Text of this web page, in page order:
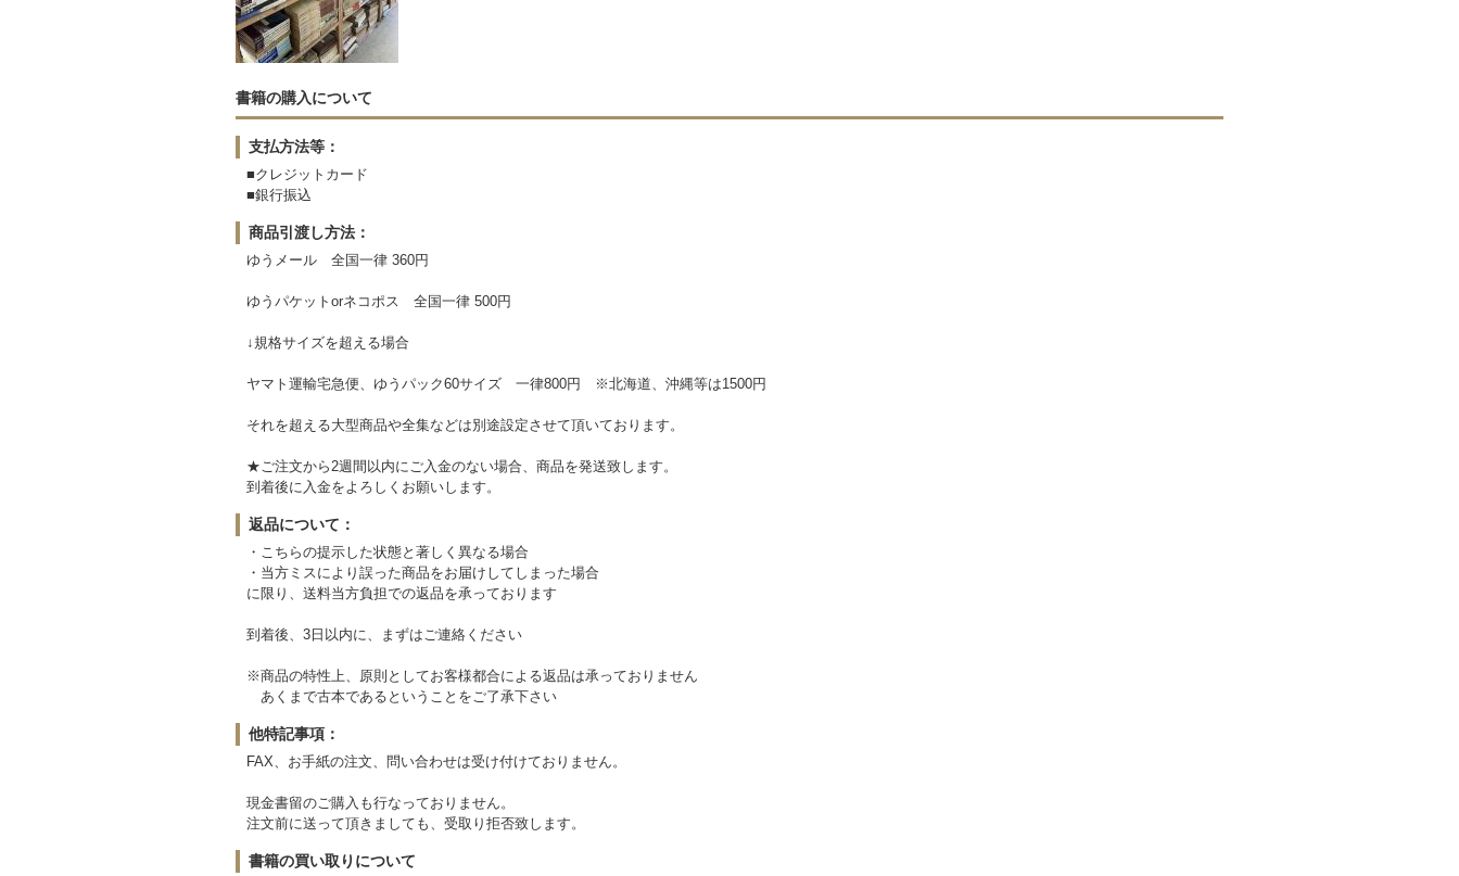
書籍の購入について
支払方法等：
■クレジットカード
■銀行振込
商品引渡し方法：
ゆうメール 全国一律 360円
ゆうパケットorネコポス 全国一律 500円
↓規格サイズを超える場合
ヤマト運輸宅急便、ゆうパック60サイズ 一律800円 ※北海道、沖縄等は1500円
それを超える大型商品や全集などは別途設定させて頂いております。
★ご注文から2週間以内にご入金のない場合、商品を発送致します。
到着後に入金をよろしくお願いします。
返品について：
・こちらの提示した状態と著しく異なる場合
・当方ミスにより誤った商品をお届けしてしまった場合
に限り、送料当方負担での返品を承っております
到着後、3日以内に、まずはご連絡ください
※商品の特性上、原則としてお客様都合による返品は承っておりません
あくまで古本であるということをご了承下さい
他特記事項：
FAX、お手紙の注文、問い合わせは受け付けておりません。
現金書留のご購入も行なっておりません。
注文前に送って頂きましても、受取り拒否致します。
書籍の買い取りについて